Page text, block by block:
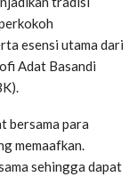
esensi utama dari
Adat Basandi
bersama para
memaafkan.
sehingga dapat